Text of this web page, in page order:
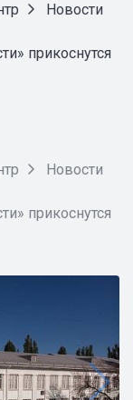
Новости
прикоснутся
Новости
прикоснутся